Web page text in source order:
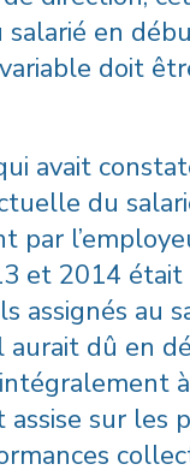
en
doit
avait
du
par
et 2014
au
aurait dû en
sur les